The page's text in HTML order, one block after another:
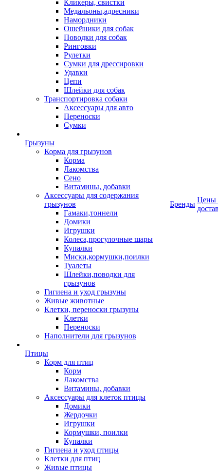
Кликеры, свистки
Медальоны,адресники
Намордники
Ошейники для собак
Поводки для собак
Ринговки
Рулетки
Сумки для дрессировки
Удавки
Цепи
Шлейки для собак
Транспортировка собаки
Аксессуары для авто
Переноски
Сумки
Грызуны
Корма для грызунов
Корма
Лакомства
Сено
Витамины, добавки
Аксессуары для содержания
грызунов
Гамаки,тоннели
Домики
Игрушки
Колеса,прогулочные шары
Купалки
Миски,кормушки,поилки
Туалеты
Шлейки,поводки для
грызунов
Гигиена и уход грызуны
Живые животные
Клетки, переноски грызуны
Клетки
Переноски
Наполнители для грызунов
Птицы
Корм для птиц
Корм
Лакомства
Витамины, добавки
Аксессуары для клеток птицы
Домики
Жердочки
Игрушки
Кормушки, поилки
Купалки
Гигиена и уход птицы
Клетки для птиц
Живые птицы
Бренды
Цены